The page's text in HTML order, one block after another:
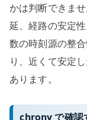
かは判断できま
延、経路の安定
数の時刻源の整
り、近くて安定
あります。
chrony で確認